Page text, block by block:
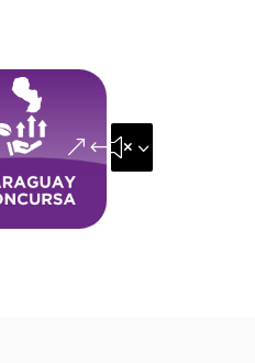
&#x35;